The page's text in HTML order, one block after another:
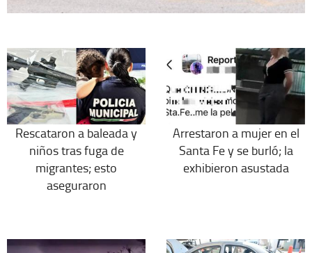
Rescataron a baleada y
niños tras fuga de
migrantes; esto
aseguraron
Arrestaron a mujer en el
Santa Fe y se burló; la
exhibieron asustada